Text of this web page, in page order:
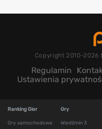
Copyright 2010-2026
Regulamin
Ustawienia
Ranking Gier
Gry samochodowe
Gry
Wiedźmin 3